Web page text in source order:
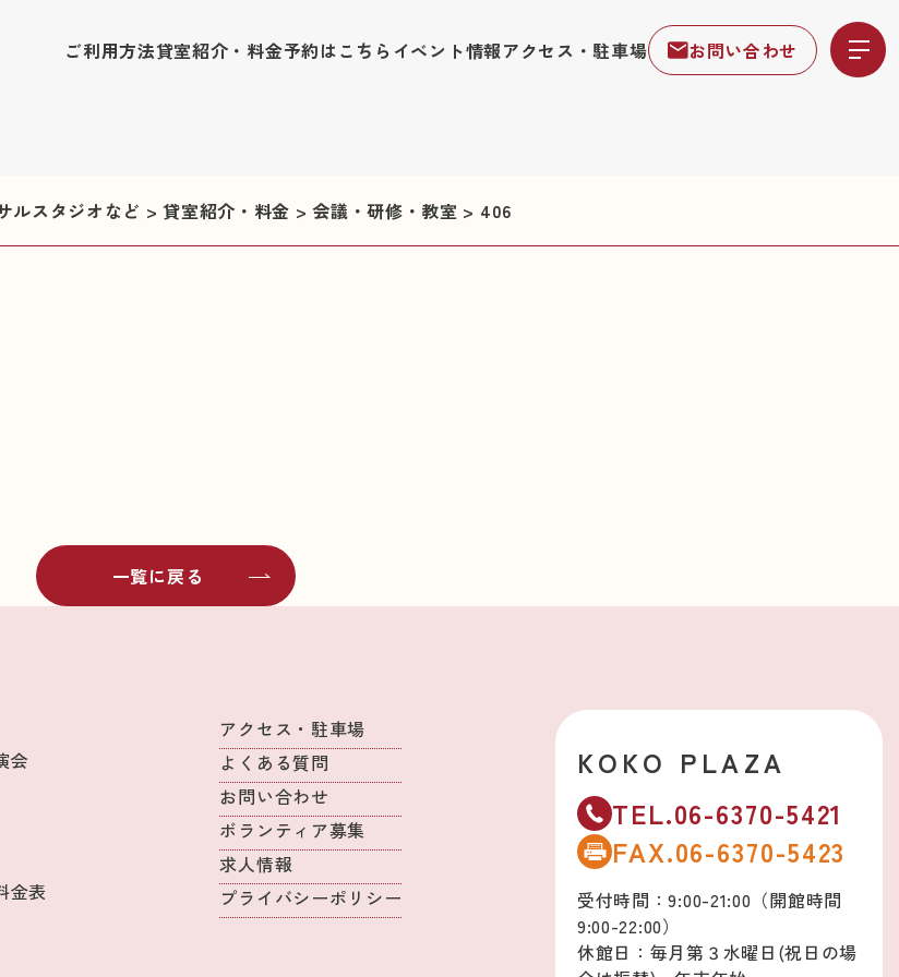
ご利用方法貸室紹介・料金予約はこちら イベント情報アクセス・駐車場 お問い合わせ
ルスタジオなど >貸室紹介・料金 >会議・研修・教室 > 406
一覧に戻る
会
金表
アクセス・駐車場
よくある質問
お問い合わせ
ボランティア募集
求人情報
プライバシーポリシー
KOKO PLAZA
TEL.06-6370-5421
FAX.06-6370-5423
受付時間：9:00-21:00（開館時間
9:00-22:00）
休館日：毎月第３水曜日(祝日の場